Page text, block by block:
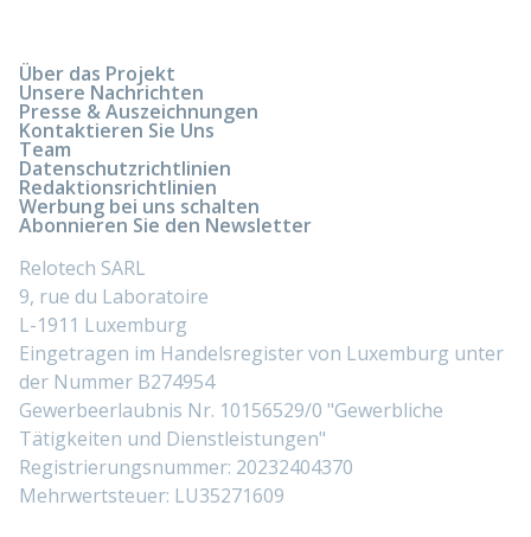
Über das Projekt
Unsere Nachrichten
Presse & Auszeichnungen
Kontaktieren Sie Uns
Team
Datenschutzrichtlinien
Redaktionsrichtlinien
Werbung bei uns schalten
Abonnieren Sie den Newsletter
Relotech SARL
9, rue du Laboratoire
L-1911 Luxemburg
Eingetragen im Handelsregister von Luxemburg unter
der Nummer B274954
Gewerbeerlaubnis Nr. 10156529/0 "Gewerbliche
Tätigkeiten und Dienstleistungen"
Registrierungsnummer: 20232404370
Mehrwertsteuer: LU35271609